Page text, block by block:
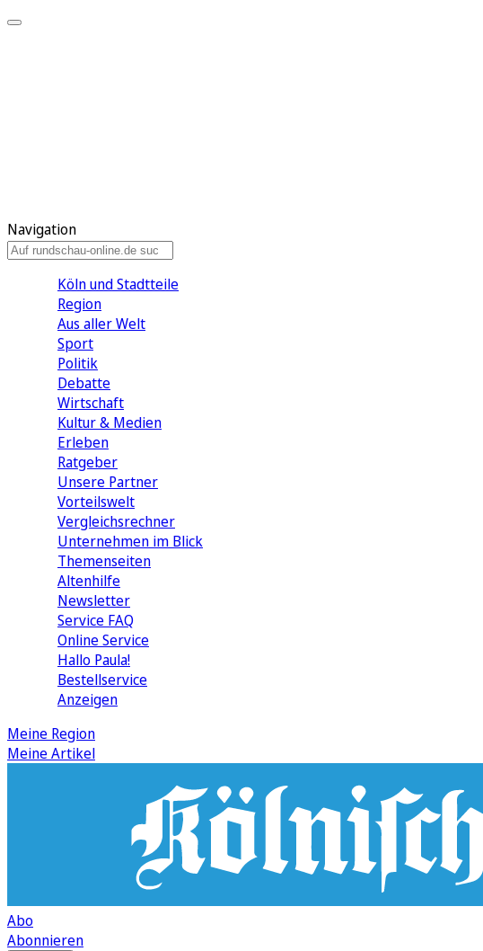
Navigation
Köln und Stadtteile
Region
Aus aller Welt
Sport
Politik
Debatte
Wirtschaft
Kultur & Medien
Erleben
Ratgeber
Unsere Partner
Vorteilswelt
Vergleichsrechner
Unternehmen im Blick
Themenseiten
Altenhilfe
Newsletter
Service FAQ
Online Service
Hallo Paula!
Bestellservice
Anzeigen
Meine Region
Meine Artikel
Abo
Abonnieren